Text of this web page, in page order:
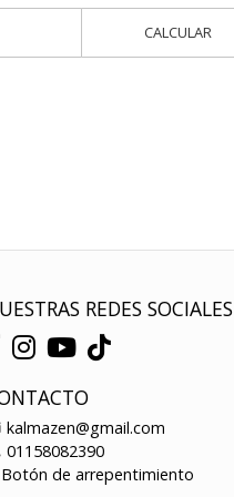
CALCULAR
REDES SOCIALES
kalmazen@gmail.com
01158082390
de arrepentimiento